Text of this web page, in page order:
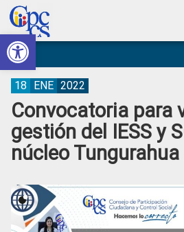
Abrir barra de herramientas
Skip
to
primary
navigation
Skip
to
main
content
Skip
to
primary
sidebar
Skip
to
footer
Consejo
de
Participación
Ciudadana
Control
Social
Construyendo
Poder
Ciudadano
Convocatoria para
gestión del IESS y
núcleo Tungurahua
18 ENE 2022